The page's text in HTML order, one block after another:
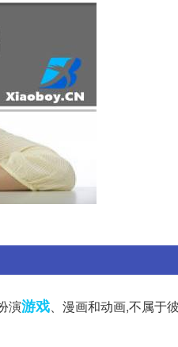
演游戏、漫画和动画,不属于